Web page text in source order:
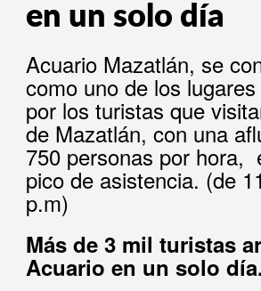
en un solo día
Acuario Mazatlán, se
como uno de los
por los turistas que
de Mazatlán, con una
750 personas por hora,
pico de asistencia. (de
p.m)
Más de 3 mil turistas
Acuario en un solo